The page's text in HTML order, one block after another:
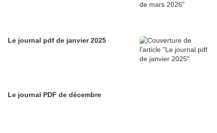
Le journal pdf de janvier 2025
Le journal PDF de décembre